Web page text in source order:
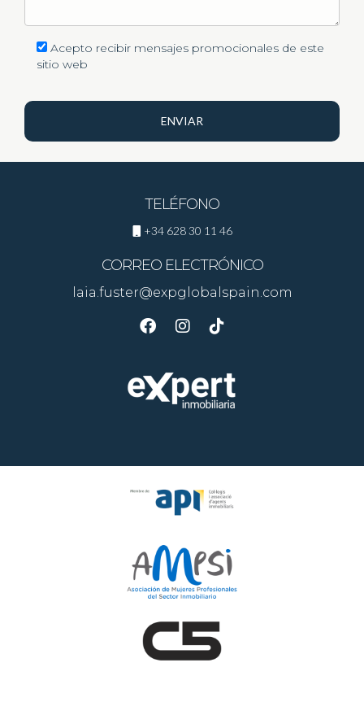
Acepto recibir mensajes promocionales de este
sitio web
ENVIAR
TELÉFONO
+34 628 30 11 46
CORREO ELECTRÓNICO
laia.fuster@expglobalspain.com